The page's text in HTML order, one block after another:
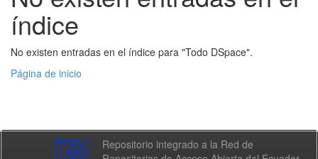
índice
No existen entradas en el índice para "Todo DSpace".
Página de inicio
Repositorio integrado a la Red de